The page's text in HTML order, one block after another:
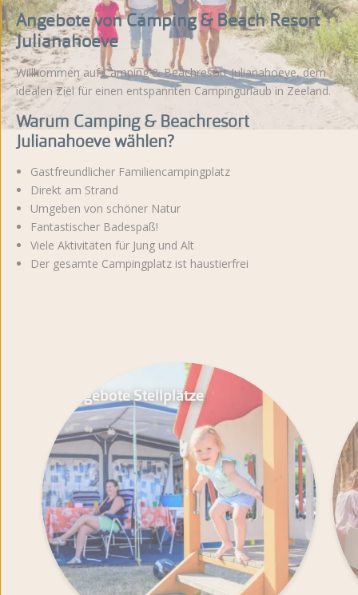
Angebote von Camping & Beach Resort
Julianahoeve
Willkommen auf Camping & Beachresort Julianahoeve, dem
idealen Ziel für einen entspannten Campingurlaub in Zeeland.
Warum Camping & Beachresort
Julianahoeve wählen?
Gastfreundlicher Familiencampingplatz
Direkt am Strand
Umgeben von schöner Natur
Fantastischer Badespaß!
Viele Aktivitäten für Jung und Alt
Der gesamte Campingplatz ist haustierfrei
Angebote Stellplätze